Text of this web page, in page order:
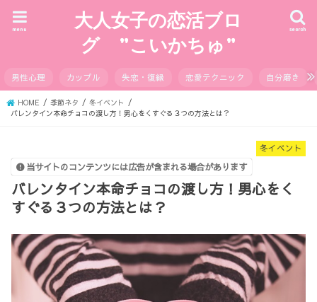
大人女子の恋活ブロ
グ ”こいかちゅ”
search
menu
男性心理 カップル 失恋・復縁 恋愛テクニック 自分磨き
HOME 季節ネタ
冬イベント
バレンタイン本命チョコの渡し方！男心をくすぐる３つの方法とは？
冬イベント
当サイトのコンテンツには広告が含まれる場合があります
バレンタイン本命チョコの渡し方！男心をく
すぐる３つの方法とは？